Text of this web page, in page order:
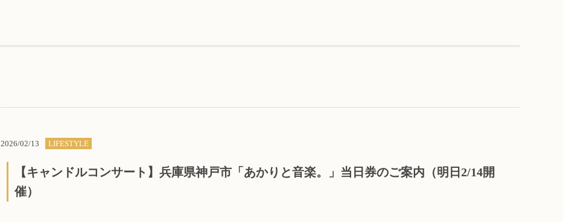
2026/02/13 LIFESTYLE
【キャンドルコンサート】兵庫県神戸市「あかりと音楽。」当日券のご案内（明日2/14開
催）